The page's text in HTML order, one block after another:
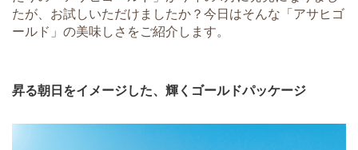
たが、お試しいただけましたか？今日はそんな「アサヒゴ
ールド」の美味しさをご紹介します。
昇る朝日をイメージした、輝くゴールドパッケージ